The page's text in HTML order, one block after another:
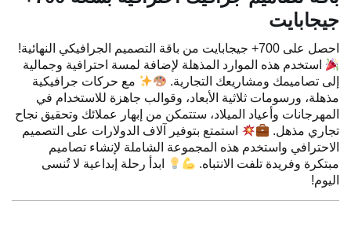
جيجابايت
احصل على 700+ جيجابايت من باقة التصميم الجرافيكي النهائية!
استخدم هذه الموارد المذهلة لإضافة لمسة احترافية وجمالية
إلى تصاميمك ومشاريعك التجارية.
مع حركات جرافيكية
مذهلة، ورسومات ثلاثية الأبعاد، وقوالب جاهزة للاستخدام في
المهرجانات وأعياد الميلاد، ستتمكن من إبهار عملائك وتحقيق نجاح
تجاري مذهل.
استمتع بتوفير آلاف الدولارات على التصميم
الاحترافي واستخدم هذه المجموعة الشاملة لإنشاء تصاميم
مبتكرة وفريدة تلفت الانتباه.
ابدأ رحلة إبداعية لا تُنسى
اليوم!